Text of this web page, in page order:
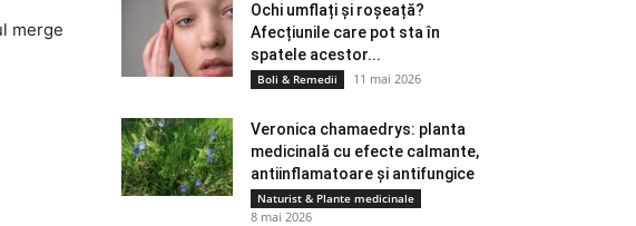
merge
Ochi umflați și roșeață?
Afecțiunile care pot sta în
spatele acestor...
Boli & Remedii 11 mai 2026
Veronica chamaedrys: planta
medicinală cu efecte calmante,
antiinflamatoare și antifungice
Naturist & Plante medicinale
8 mai 2026